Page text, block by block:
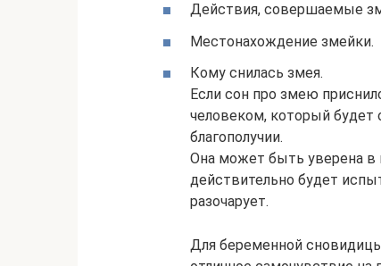
Действия, совершаемые
Местонахождение змейки.
Кому снилась змея.
Если сон про змею
человеком, который будет
благополучии.
Она может быть уверена в
действительно будет
разочарует.
Для беременной